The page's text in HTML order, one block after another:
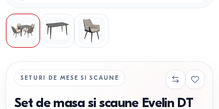
SETURI DE MESE SI SCAUNE
Set de masa si scaune Evelin DT